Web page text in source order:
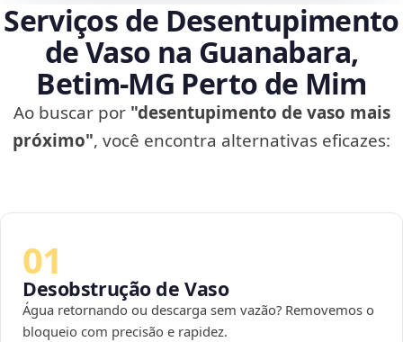
Serviços de Desentupimento
de Vaso na Guanabara,
Betim‑MG Perto de Mim
Ao buscar por "desentupimento de vaso mais
próximo", você encontra alternativas eficazes:
01
Desobstrução de Vaso
Água retornando ou descarga sem vazão? Removemos o
bloqueio com precisão e rapidez.